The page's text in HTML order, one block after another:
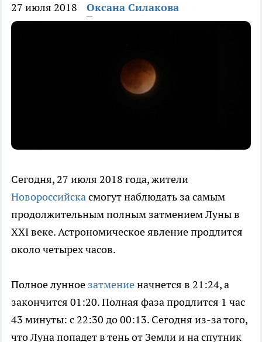
27 июля 2018 Оксана Силакова
Сегодня, 27 июля 2018 года, жители
Новороссийскасмогут наблюдать за самым
продолжительным полным затмением Луны в
XXI веке. Астрономическое явление продлится
около четырех часов.
Полное лунное затмениеначнется в 21:24, а
закончится 01:20. Полная фаза продлится 1 час
43 минуты: с 22:30 до 00:13. Сегодня из-за того,
что Луна попадет в тень от Земли и на спутник